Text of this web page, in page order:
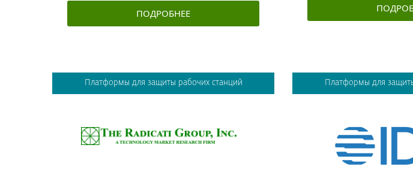
ПОДРОБНЕЕ
Платформы для защиты рабочих станций Платформы для